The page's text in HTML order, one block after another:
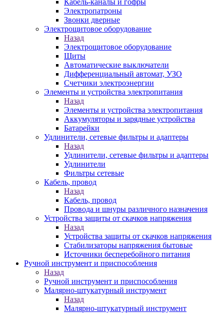
Кабель-каналы и гофры
Электропатроны
Звонки дверные
Электрощитовое оборудование
Назад
Электрощитовое оборудование
Щиты
Автоматические выключатели
Дифференциальный автомат, УЗО
Счетчики электроэнергии
Элементы и устройства электропитания
Назад
Элементы и устройства электропитания
Аккумуляторы и зарядные устройства
Батарейки
Удлинители, сетевые фильтры и адаптеры
Назад
Удлинители, сетевые фильтры и адаптеры
Удлинители
Фильтры сетевые
Кабель, провод
Назад
Кабель, провод
Провода и шнуры различного назначения
Устройства защиты от скачков напряжения
Назад
Устройства защиты от скачков напряжения
Стабилизаторы напряжения бытовые
Источники бесперебойного питания
Ручной инструмент и приспособления
Назад
Ручной инструмент и приспособления
Малярно-штукатурный инструмент
Назад
Малярно-штукатурный инструмент